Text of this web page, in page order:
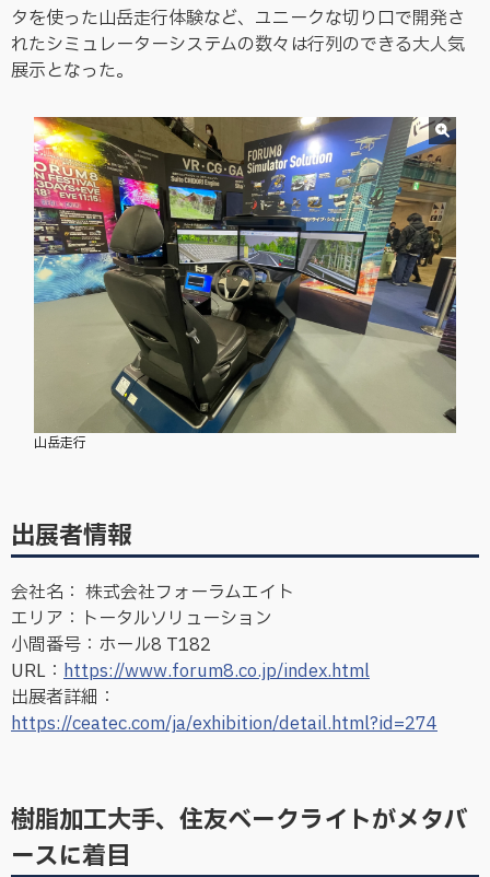
タを使った山岳走行体験など、ユニークな切り口で開発さ
れたシミュレーターシステムの数々は行列のできる大人気
展示となった。
山岳走行
出展者情報
会社名： 株式会社フォーラムエイト
エリア：トータルソリューション
小間番号：ホール8 T182
URL： https://www.forum8.co.jp/index.html
出展者詳細：
https://ceatec.com/ja/exhibition/detail.html?id=274
樹脂加工大手、住友ベークライトがメタバ
ースに着目